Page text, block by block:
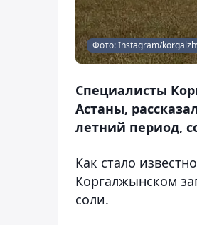
Фото: Instagram/
Специалисты
Астаны,
летний период,
Как стало
Коргалжынском
соли.